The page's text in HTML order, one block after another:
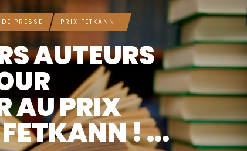
PRESSE PRIX FETKANN !
AUTEURS
AU PRIX
! ...